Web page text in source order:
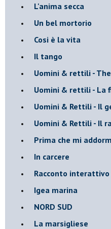
L'anima secca
Un bel mortorio
Cosi è la vita
Il tango
​Uomini & rettili -
​Uomini & rettili - La
Uomini & Rettili - Il
Uomini & Rettili - Il
Prima che mi
In carcere
Racconto interattivo
Igea marina
​NORD SUD
La marsigliese